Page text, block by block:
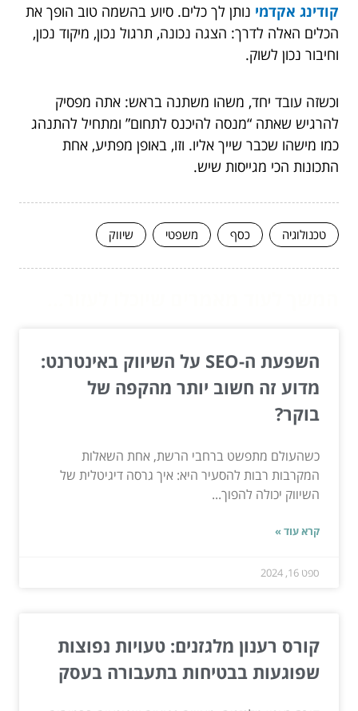
קודינג אקדמי נותן לך כלים. סיוע בהשמה טוב הופך את
הכלים האלה לדרך: הצגה נכונה, תרגול נכון, מיקוד נכון,
וחיבור נכון לשוק.
וכשזה עובד יחד, משהו משתנה בראש: אתה מפסיק
להרגיש שאתה “מנסה להיכנס לתחום” ומתחיל להתנהג
כמו מישהו שכבר שייך אליו. וזו, באופן מפתיע, אחת
התכונות הכי מגייסות שיש.
טכנולוגיה כסף משפטי שיווק
השפעת ה-SEO על השיווק באינטרנט:
מדוע זה חשוב יותר מהקפה של
בוקר?
כשהעולם מתפשט ברחבי הרשת, אחת השאלות
המקרבות רבות להסעיר היא: איך גרסה דיגיטלית של
השיווק יכולה להפוך...
קרא עוד »
ספט 16, 2024
קורס רענון מלגזנים: טעויות נפוצות
שפוגעות בבטיחות בתעבורה בעסק